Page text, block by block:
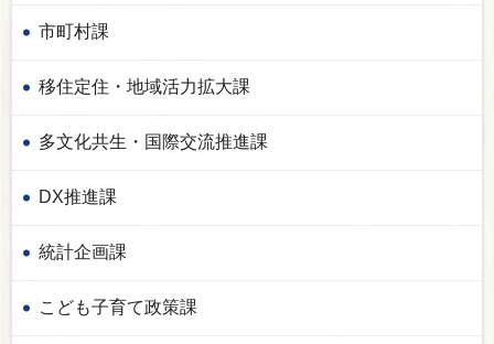
市町村課
移住定住・地域活力拡大課
多文化共生・国際交流推進課
DX推進課
統計企画課
こども子育て政策課